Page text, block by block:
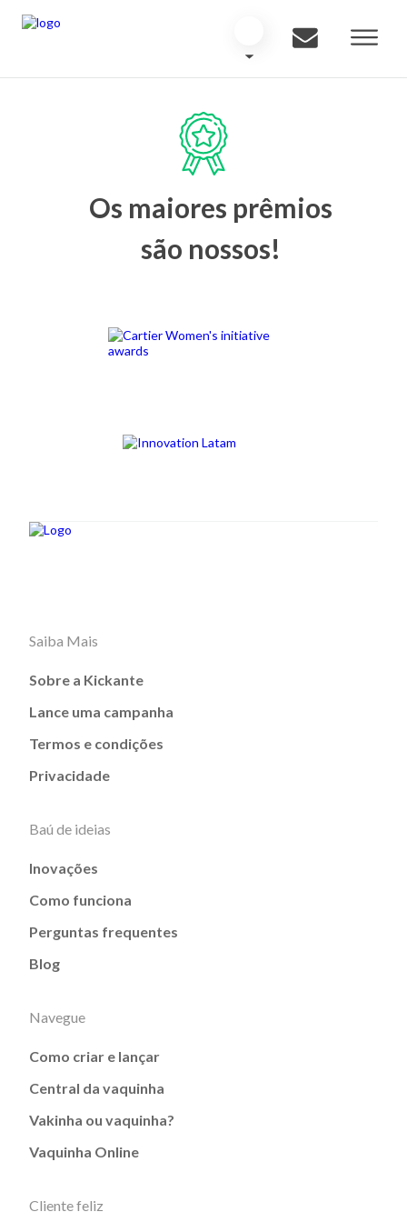
Os maiores prêmios
são nossos!
Saiba Mais
Sobre a Kickante
Lance uma campanha
Termos e condições
Privacidade
Baú de ideias
Inovações
Como funciona
Perguntas frequentes
Blog
Navegue
Como criar e lançar
Central da vaquinha
Vakinha ou vaquinha?
Vaquinha Online
Cliente feliz